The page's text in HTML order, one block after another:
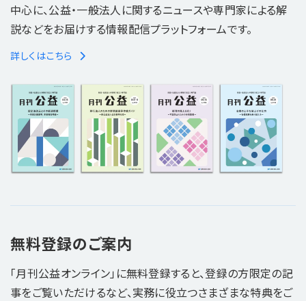
中心に、公益・一般法人に関するニュースや専門家による解
説などをお届けする情報配信プラットフォームです。
詳しくはこちら
無料登録のご案内
「月刊公益オンライン」に無料登録すると、登録の方限定の記
事をご覧いただけるなど、実務に役立つさまざまな特典をご